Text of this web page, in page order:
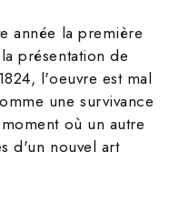
année la première
présentation de
l'oeuvre est mal
une survivance
où un autre
d'un nouvel art